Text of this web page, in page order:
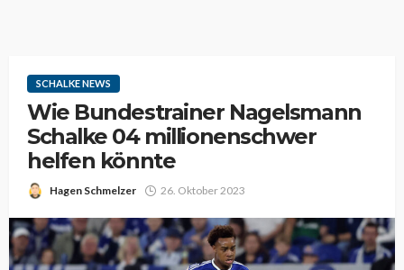
SCHALKE NEWS
Wie Bundestrainer Nagelsmann
Schalke 04 millionenschwer
helfen könnte
Hagen Schmelzer 26. Oktober 2023